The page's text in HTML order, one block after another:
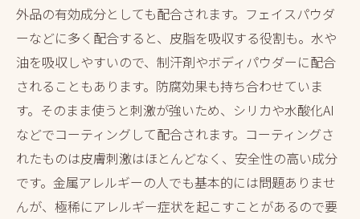
外品の有効成分としても配合されます。フェイスパウダ
ーなどに多く配合すると、皮脂を吸収する役割も。水や
油を吸収しやすいので、制汗剤やボディパウダーに配合
されることもあります。防腐効果も持ち合わせていま
す。そのまま使うと刺激が強いため、シリカや水酸化AI
などでコーティングして配合されます。コーティングさ
れたものは皮膚刺激はほとんどなく、安全性の高い成分
です。金属アレルギーの人でも基本的には問題ありませ
んが、極稀にアレルギー症状を起こすことがあるので要